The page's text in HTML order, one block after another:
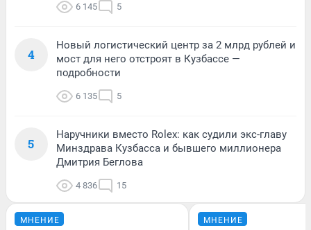
6 145 5
4
Новый логистический центр за 2 млрд рублей и
мост для него отстроят в Кузбассе —
подробности
6 135 5
5
Наручники вместо Rolex: как судили экс-главу
Минздрава Кузбасса и бывшего миллионера
Дмитрия Беглова
4 836 15
МНЕНИЕ МНЕНИЕ